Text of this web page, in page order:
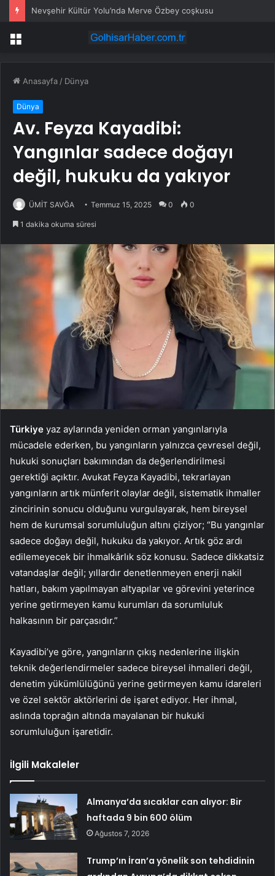
Nevşehir Kültür Yolu’nda Merve Özbey coşkusu
Menü
Anasayfa / Dünya
Dünya
Av. Feyza Kayadibi:
Yangınlar sadece doğayı
değil, hukuku da yakıyor
ÜMİT SAVĞA Temmuz 15, 2025 0 0
1 dakika okuma süresi
Türkiye yaz aylarında yeniden orman yangınlarıyla
mücadele ederken, bu yangınların yalnızca çevresel değil,
hukuki sonuçları bakımından da değerlendirilmesi
gerektiği açıktır. Avukat Feyza Kayadibi, tekrarlayan
yangınların artık münferit olaylar değil, sistematik ihmaller
zincirinin sonucu olduğunu vurgulayarak, hem bireysel
hem de kurumsal sorumluluğun altını çiziyor; “Bu yangınlar
sadece doğayı değil, hukuku da yakıyor. Artık göz ardı
edilemeyecek bir ihmalkârlık söz konusu. Sadece dikkatsiz
vatandaşlar değil; yıllardır denetlenmeyen enerji nakil
hatları, bakım yapılmayan altyapılar ve görevini yeterince
yerine getirmeyen kamu kurumları da sorumluluk
halkasının bir parçasıdır.”
Kayadibi’ye göre, yangınların çıkış nedenlerine ilişkin
teknik değerlendirmeler sadece bireysel ihmalleri değil,
denetim yükümlülüğünü yerine getirmeyen kamu idareleri
ve özel sektör aktörlerini de işaret ediyor. Her ihmal,
aslında toprağın altında mayalanan bir hukuki
sorumluluğun işaretidir.
İlgili Makaleler
Almanya’da sıcaklar can alıyor: Bir
haftada 9 bin 600 ölüm
Ağustos 7, 2026
Trump’ın İran’a yönelik son tehdidinin